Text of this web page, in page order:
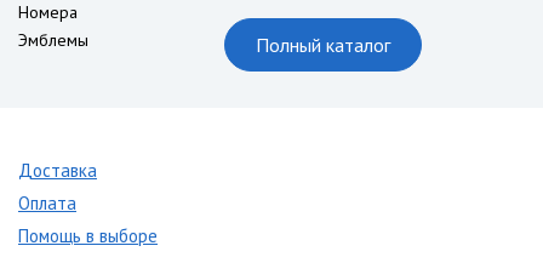
Номера
Эмблемы
Полный каталог
Доставка
Оплата
Помощь в выборе